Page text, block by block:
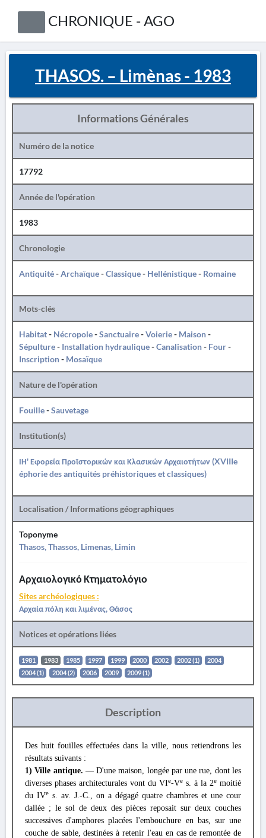
CHRONIQUE - AGO
THASOS. – Limènas - 1983
Informations Générales
Numéro de la notice
17792
Année de l'opération
1983
Chronologie
Antiquité-Archaïque-Classique- Hellénistique- Romaine
Mots-clés
Habitat- Nécropole-Sanctuaire-Voierie- Maison-
Sépulture- Installation hydraulique-Canalisation- Four-
Inscription- Mosaïque
Nature de l'opération
Fouille-Sauvetage
Institution(s)
ΙΗ' Εφορεία Προϊστορικών και Κλασικών Αρχαιοτήτων (XVIIIe
éphorie des antiquités préhistoriques et classiques)
Localisation / Informations géographiques
Toponyme
Thasos, Thassos, Limenas, Limin
Αρχαιολογικό Κτηματολόγιο
Sites archéologiques :
Αρχαία πόλη και λιμένας, Θάσος
Notices et opérations liées
1981 1983 1985 1997 1999 2000 2002 2002 (1)
2004
2004 (1)
2004 (2) 2006 2009 2009 (1)
Description
Des huit fouilles effectuées dans la ville, nous retiendrons les
résultats suivants :
1) Ville antique. — D'une maison, longée par une rue, dont les
diverses phases architecturales vont du VIe-Ve s. à la 2e moitié
du IVe s. av. J.-C., on a dégagé quatre chambres et une cour
dallée ; le sol de deux des pièces reposait sur deux couches
successives d'amphores placées l'embouchure en bas, sur une
couche de sable, destinées à retenir l'eau en cas de remontée de